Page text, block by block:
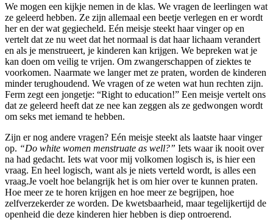
We mogen een kijkje nemen in de klas. We vragen de leerlingen wat
ze geleerd hebben. Ze zijn allemaal een beetje verlegen en er wordt
her en der wat gegiecheld. Eén meisje steekt haar vinger op en
vertelt dat ze nu weet dat het normaal is dat haar lichaam verandert
en als je menstrueert, je kinderen kan krijgen. We bepreken wat je
kan doen om veilig te vrijen. Om zwangerschappen of ziektes te
voorkomen. Naarmate we langer met ze praten, worden de kinderen
minder terughoudend. We vragen of ze weten wat hun rechten zijn.
Ferm zegt een jongetje: “Right to education!” Een meisje vertelt ons
dat ze geleerd heeft dat ze nee kan zeggen als ze gedwongen wordt
om seks met iemand te hebben.
Zijn er nog andere vragen? Eén meisje steekt als laatste haar vinger
op. “Do white women menstruate as well?” Iets waar ik nooit over
na had gedacht. Iets wat voor mij volkomen logisch is, is hier een
vraag. En heel logisch, want als je niets verteld wordt, is alles een
vraag.Je voelt hoe belangrijk het is om hier over te kunnen praten.
Hoe meer ze te horen krijgen en hoe meer ze begrijpen, hoe
zelfverzekerder ze worden. De kwetsbaarheid, maar tegelijkertijd de
openheid die deze kinderen hier hebben is diep ontroerend.